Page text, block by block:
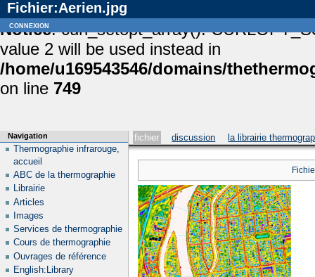
Notice: curl_setopt_array():
value 2 will be used instead in
/home/u169543546/domains/
on line 749
Fichier:Aerien.jpg
fichier discussion la librairie
Navigation
Thermographie infrarouge,
accueil
ABC de la thermographie
Librairie
Articles
Images
Services de thermographie
Cours de thermographie
Ouvrages de référence
English:Library
connexion